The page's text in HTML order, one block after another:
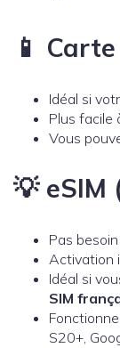
📱
Idéal si
Plus facile
Vous
💡
Pas
Activation
Idéal si
SIM
S20+,